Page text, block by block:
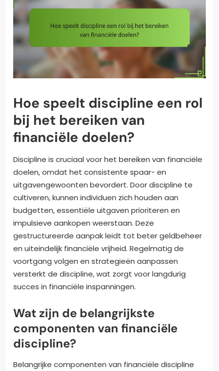
Hoe speelt discipline een rol
bij het bereiken van
financiële doelen?
Discipline is cruciaal voor het bereiken van financiële
doelen, omdat het consistente spaar- en
uitgavengewoonten bevordert. Door discipline te
cultiveren, kunnen individuen zich houden aan
budgetten, essentiële uitgaven prioriteren en
impulsieve aankopen weerstaan. Deze
gestructureerde aanpak leidt tot beter geldbeheer
en uiteindelijk financiële vrijheid. Regelmatig de
voortgang volgen en strategieën aanpassen
versterkt de discipline, wat zorgt voor langdurig
succes in financiële inspanningen.
Wat zijn de belangrijkste
componenten van financiële
discipline?
Belangrijke componenten van financiële discipline